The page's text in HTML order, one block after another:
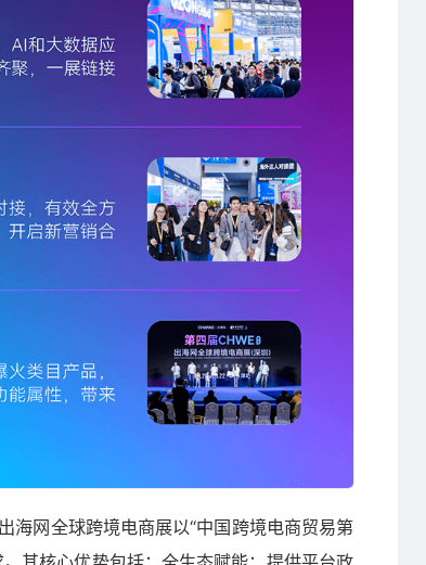
海网全球跨境电商展以“中国跨境电商贸易第